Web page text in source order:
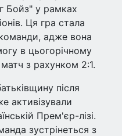
Бойз" у рамках
Ця гра стала
адже вона
в цьогорічному
з рахунком 2:1.
після
активізували
Прем'єр-лізі.
зустрінеться з